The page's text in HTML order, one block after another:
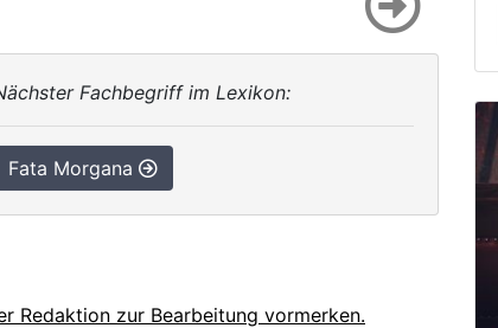
Fachbegriff im Lexikon:
Fata Morgana
Redaktion zur Bearbeitung vormerken.